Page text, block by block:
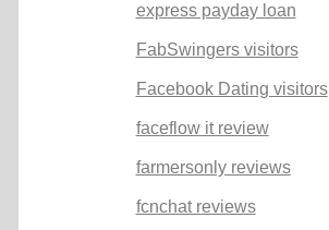
express payday loan
FabSwingers visitors
Facebook Dating visitors
faceflow it review
farmersonly reviews
fcnchat reviews